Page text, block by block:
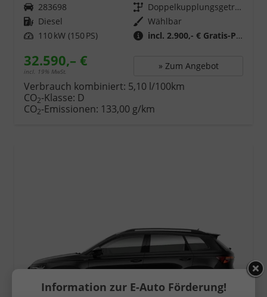
Fahrzeugnr. 283698 Getriebe
Doppelkupplungsgetriebe (DSG)
Kraftstoff Diesel
Wählbar
Leistung 110 kW (150 PS) incl. 2.900,- € Gratis-Paket
32.590,– €
incl. 19% MwSt. » Zum Angebot
Verbrauch kombiniert: 5,10 l/100km
CO2-Klasse: D
CO2-Emissionen: 133,00 g/km
Information zur E-Auto Förderung!